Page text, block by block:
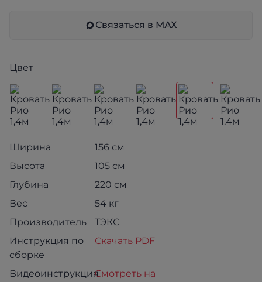
Связаться в МАХ
Цвет
Ширина
156 см
Высота
105 см
Глубина
220 см
Вес
54 кг
Производитель
ТЭКС
Инструкция по
сборке
Скачать PDF
ВидеоинструкцияСмотреть на